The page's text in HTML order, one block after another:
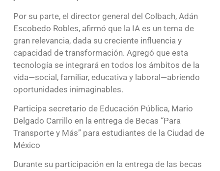
Por su parte, el director general del Colbach, Adán
Escobedo Robles, afirmó que la IA es un tema de
gran relevancia, dada su creciente influencia y
capacidad de transformación. Agregó que esta
tecnología se integrará en todos los ámbitos de la
vida—social, familiar, educativa y laboral—abriendo
oportunidades inimaginables.
Participa secretario de Educación Pública, Mario
Delgado Carrillo en la entrega de Becas “Para
Transporte y Más” para estudiantes de la Ciudad de
México
Durante su participación en la entrega de las becas